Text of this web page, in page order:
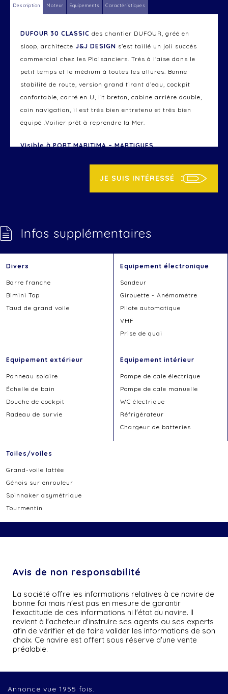
Description Moteur Equipements Caractéristiques
DUFOUR 30 CLASSIC des chantier DUFOUR, gréé en
sloop, architecte J&J DESIGN s’est taillé un joli succès
commercial chez les Plaisanciers. Très à l’aise dans le
petit temps et le médium à toutes les allures. Bonne
stabilité de route, version grand tirant d’eau, cockpit
confortable, carré en U, lit breton, cabine arrière double,
coin navigation, il est très bien entretenu et très bien
équipé .Voilier prêt à reprendre la Mer.
Visible à PORT MARITIMA – MARTIGUES.
JE SUIS INTÉRESSÉ
Infos supplémentaires
Divers
Barre franche
Bimini Top
Taud de grand voile
Equipement électronique
Sondeur
Girouette - Anémomètre
Pilote automatique
VHF
Prise de quai
Equipement extérieur
Panneau solaire
Échelle de bain
Douche de cockpit
Radeau de survie
Equipement intérieur
Pompe de cale électrique
Pompe de cale manuelle
WC électrique
Réfrigérateur
Chargeur de batteries
Toiles/voiles
Grand-voile lattée
Génois sur enrouleur
Spinnaker asymétrique
Tourmentin
Avis de non responsabilité
La société offre les informations relatives à ce navire de
bonne foi mais n'est pas en mesure de garantir
l'exactitude de ces informations ni l'état du navire. Il
revient à l'acheteur d'instruire ses agents ou ses experts
afin de vérifier et de faire valider les informations de son
choix. Ce navire est offert sous réserve d'une vente
préalable.
Annonce vue 1955 fois.